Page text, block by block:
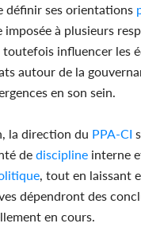
définir ses orientations
imposée à plusieurs
influencer les
autour de la
en son sein.
la direction du PPA-CI
dediscipline interne
, tout en laissant
dépendront des
en cours.